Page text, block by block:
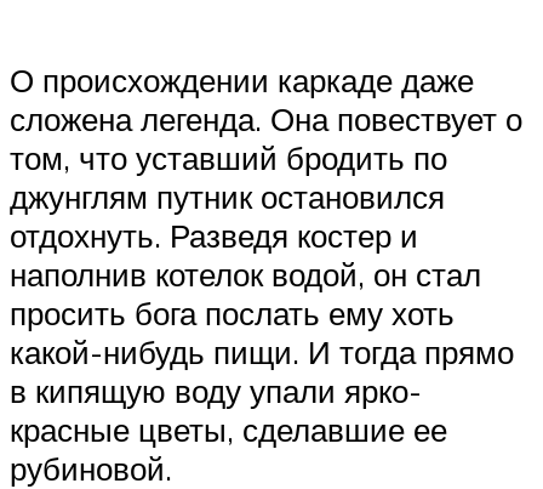
О происхождении каркаде даже
сложена легенда. Она повествует о
том, что уставший бродить по
джунглям путник остановился
отдохнуть. Разведя костер и
наполнив котелок водой, он стал
просить бога послать ему хоть
какой-нибудь пищи. И тогда прямо
в кипящую воду упали ярко-
красные цветы, сделавшие ее
рубиновой.